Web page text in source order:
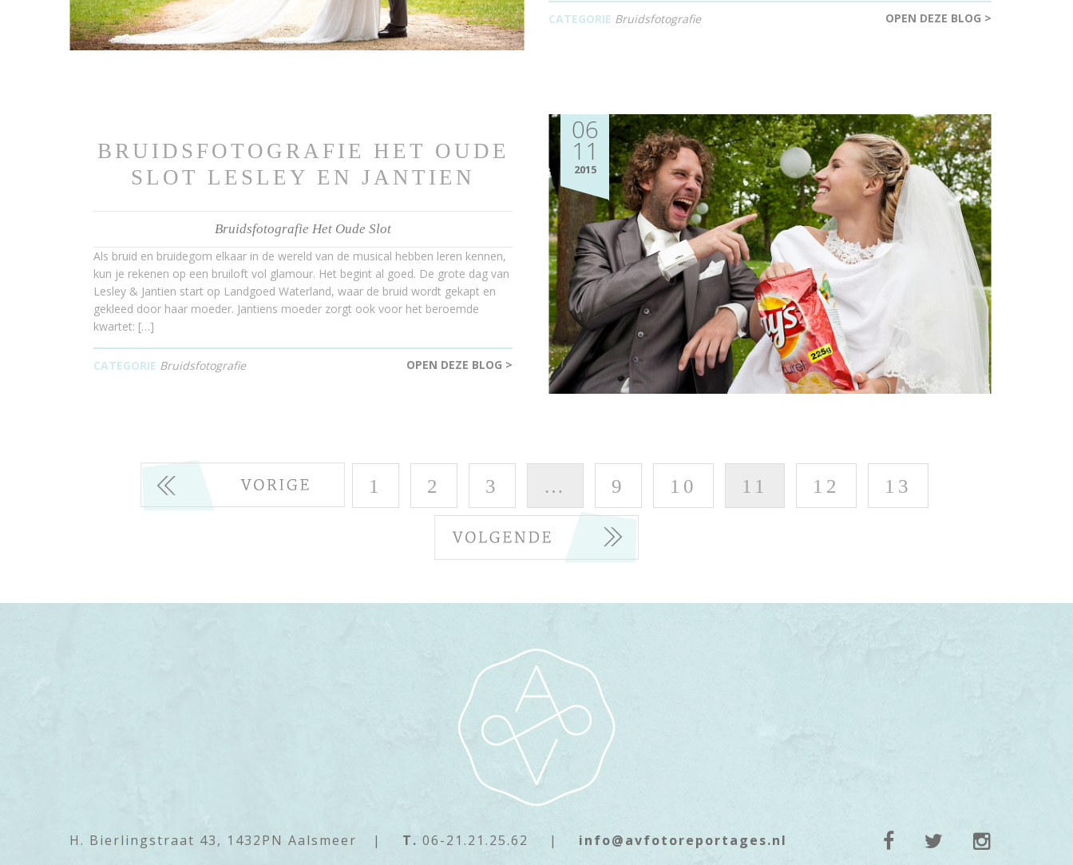
CATEGORIE Bruidsfotografie OPEN DEZE BLOG >
06
11
2015
BRUIDSFOTOGRAFIE HET OUDE
SLOT LESLEY EN JANTIEN
Bruidsfotografie Het Oude Slot
Als bruid en bruidegom elkaar in de wereld van de musical hebben leren kennen,
kun je rekenen op een bruiloft vol glamour. Het begint al goed. De grote dag van
Lesley & Jantien start op Landgoed Waterland, waar de bruid wordt gekapt en
gekleed door haar moeder. Jantiens moeder zorgt ook voor het beroemde
kwartet: […]
CATEGORIE Bruidsfotografie OPEN DEZE BLOG >
1 2 3 … 9 10 11 12 13
H. Bierlingstraat 43, 1432PN Aalsmeer | T. 06-21.21.25.62 | info@avfotoreportages.nl